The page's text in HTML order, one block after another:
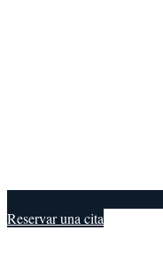
Reservar una cita